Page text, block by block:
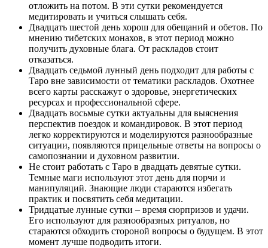
отложить на потом. В эти сутки рекомендуется
медитировать и учиться слышать себя.
Двадцать шестой день хорош для обещаний и обетов. По
мнению тибетских монахов, в этот период можно
получить духовные блага. От раскладов стоит
отказаться.
Двадцать седьмой лунный день подходит для работы с
Таро вне зависимости от тематики раскладов. Охотнее
всего карты расскажут о здоровье, энергетических
ресурсах и профессиональной сфере.
Двадцать восьмые сутки актуальны для выяснения
перспектив поездок и командировок. В этот период
легко корректируются и моделируются разнообразные
ситуации, появляются прицельные ответы на вопросы о
самопознании и духовном развитии.
Не стоит работать с Таро в двадцать девятые сутки.
Темные маги используют этот день для порчи и
манипуляций. Знающие люди стараются избегать
практик и посвятить себя медитации.
Тридцатые лунные сутки – время сюрпризов и удачи.
Его используют для разнообразных ритуалов, но
стараются обходить стороной вопросы о будущем. В этот
момент лучше подводить итоги.